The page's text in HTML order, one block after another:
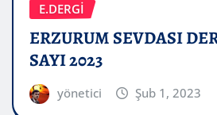
E.DERGİ
ERZURUM SEVDASI
SAYI 2023
yönetici Şub 1, 2023